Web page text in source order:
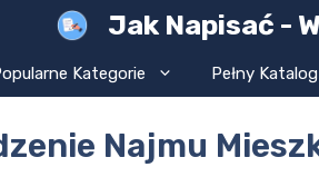
Jak Napisać -
Kategorie Pełny Katalog
Najmu